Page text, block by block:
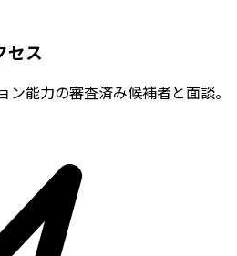
セス
能力の審査済み候補者と面談。